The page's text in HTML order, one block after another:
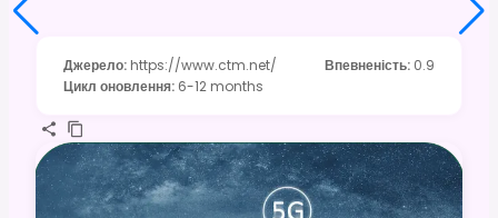
Джерело: https://www.ctm.net/ Впевненість: 0.9
Цикл оновлення: 6-12 months